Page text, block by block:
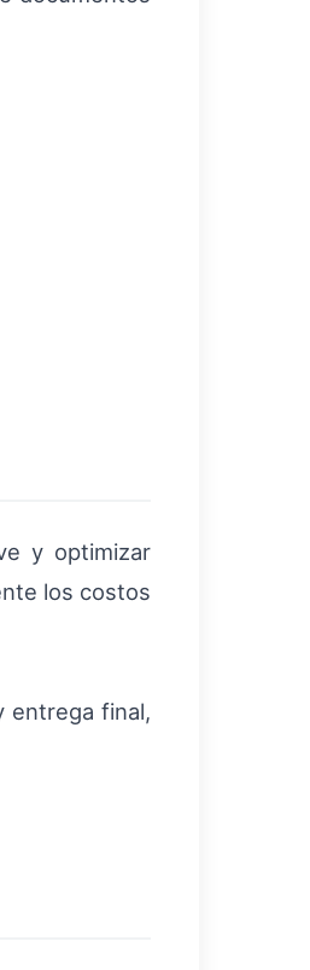
y optimizar
los costos
entrega final,